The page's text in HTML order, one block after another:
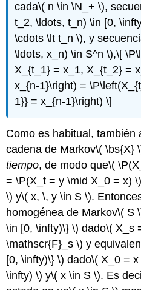
cada\( n \in \N_+ \),
t_2, \ldots, t_n) \in [0,
\cdots \lt t_n \), y
\ldots, x_n) \in S^n \),\[
X_{t_1} = x_1, X_{t_2} =
x_{n-1}\right) =
1}} = x_{n-1}\right) \]
Como es habitual, también
cadena de Markov\( \bs{X}
tiempo, de modo que\(
= \P(X_t = y \mid X_0 = x) \)
\) y\( x, \, y \in S \).
homogénea de Markov\( S
\in [0, \infty)\} \) dado\( X_s
\mathscr{F}_s \) y
[0, \infty)\} \) dado\( X_0 = x
\infty) \) y\( x \in S \). Es